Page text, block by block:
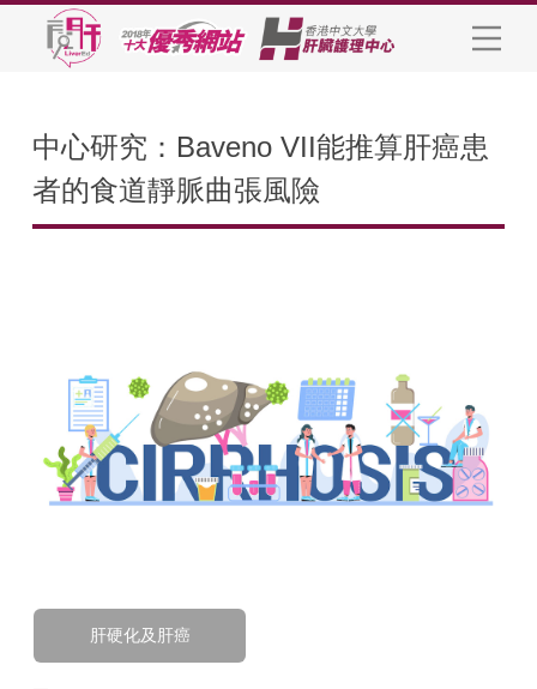
中心研究：Baveno VII能推算肝癌患
者的食道靜脈曲張風險
肝硬化及肝癌